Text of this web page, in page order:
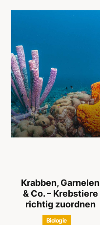
Krabben, Garnelen
& Co. – Krebstiere
richtig zuordnen
Biologie